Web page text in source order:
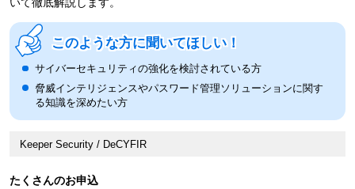
たくさんのお申込
このような方に聞いてほしい！
サイバーセキュリティの強化を検討されている方
脅威インテリジェンスやパスワード管理ソリューションに関す
る知識を深めたい方
Keeper Security / DeCYFIR